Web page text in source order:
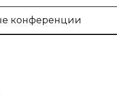
конференции